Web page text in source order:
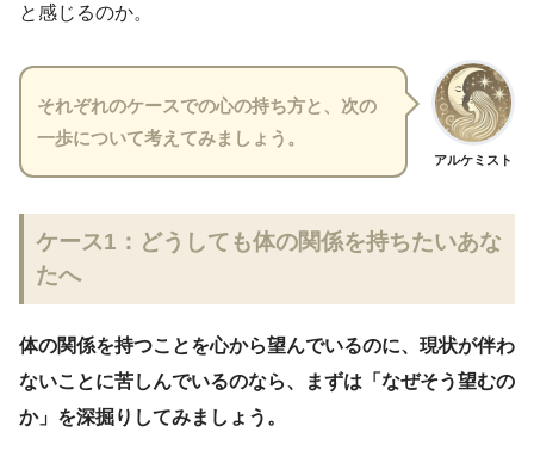
と感じるのか。
アルケミスト
それぞれのケースでの心の持ち方と、次の
一歩について考えてみましょう。
ケース1：どうしても体の関係を持ちたいあな
たへ
体の関係を持つことを心から望んでいるのに、現状が伴わ
ないことに苦しんでいるのなら、まずは「なぜそう望むの
か」を深掘りしてみましょう。